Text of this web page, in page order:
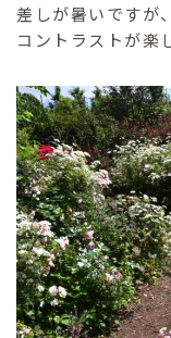
差しが暑いですが
コントラストが楽